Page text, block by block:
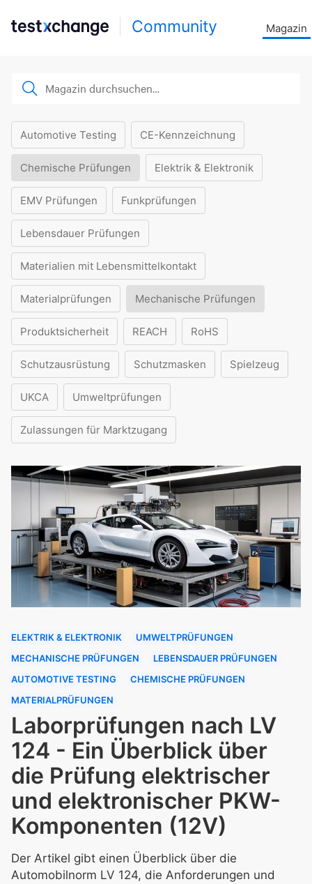
Community Magazin
Automotive Testing CE-Kennzeichnung
Chemische Prüfungen Elektrik & Elektronik
EMV Prüfungen Funkprüfungen
Lebensdauer Prüfungen
Materialien mit Lebensmittelkontakt
Materialprüfungen Mechanische Prüfungen
Produktsicherheit REACH RoHS
Schutzausrüstung Schutzmasken Spielzeug
UKCA Umweltprüfungen
Zulassungen für Marktzugang
ELEKTRIK & ELEKTRONIK
UMWELTPRÜFUNGEN
MECHANISCHE PRÜFUNGEN
LEBENSDAUER PRÜFUNGEN
AUTOMOTIVE TESTING
CHEMISCHE PRÜFUNGEN
MATERIALPRÜFUNGEN
Laborprüfungen nach LV
124 - Ein Überblick über
die Prüfung elektrischer
und elektronischer PKW-
Komponenten (12V)
Der Artikel gibt einen Überblick über die
Automobilnorm LV 124, die Anforderungen und